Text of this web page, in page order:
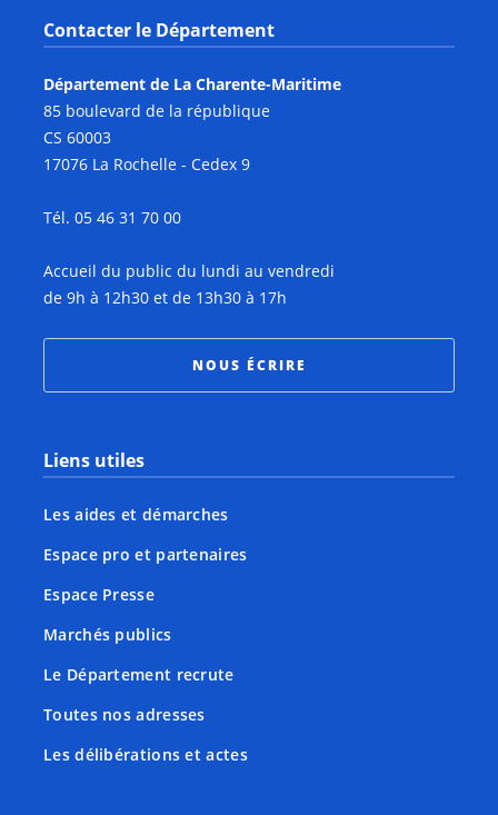
Contacter le Département
Département de La Charente-Maritime
85 boulevard de la république
CS 60003
17076 La Rochelle - Cedex 9
Tél. 05 46 31 70 00
Accueil du public du lundi au vendredi
de 9h à 12h30 et de 13h30 à 17h
NOUS ÉCRIRE
Liens utiles
Les aides et démarches
Espace pro et partenaires
Espace Presse
Marchés publics
Le Département recrute
Toutes nos adresses
Les délibérations et actes